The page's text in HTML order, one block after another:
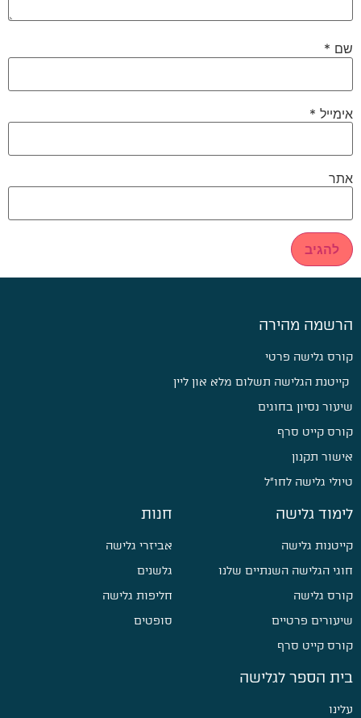
שם *
אימייל *
אתר
הרשמה מהירה
קורס גלישה פרטי
קייטנת הגלישה תשלום מלא און ליין
שיעור נסיון בחוגים
קורס קייט סרף
אישור תקנון
טיולי גלישה לחו״ל
לימוד גלישה
קייטנות גלישה
חוגי הגלישה השנתיים שלנו
קורס גלישה
שיעורים פרטיים
קורס קייט סרף
חנות
אביזרי גלישה
גלשנים
חליפות גלישה
סופטים
בית הספר לגלישה
עלינו